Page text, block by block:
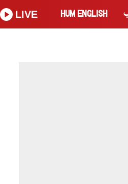
HUM ENGLISH
LIVE